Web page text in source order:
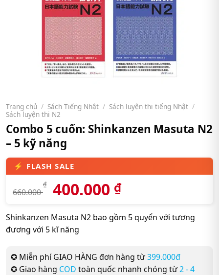
Trang chủ / Sách Tiếng Nhật / Sách luyện thi tiếng Nhật /
Sách luyện thi N2
Combo 5 cuốn: Shinkanzen Masuta N2
– 5 kỹ năng
660.000
₫ 400.000 ₫
Shinkanzen Masuta N2 bao gồm 5 quyển với tương
đương với 5 kĩ năng
✪ Miễn phí GIAO HÀNG đơn hàng từ399.000đ
✪ Giao hàng COD toàn quốc nhanh chóng từ2 - 4